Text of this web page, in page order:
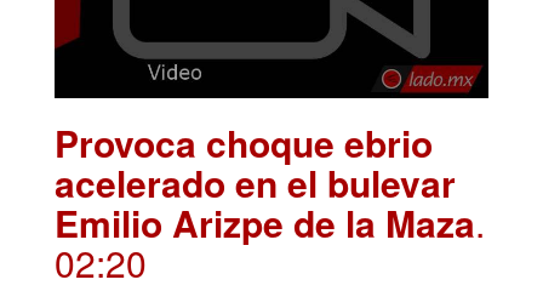
Provoca choque ebrio
acelerado en el bulevar
Emilio Arizpe de la Maza.
02:20